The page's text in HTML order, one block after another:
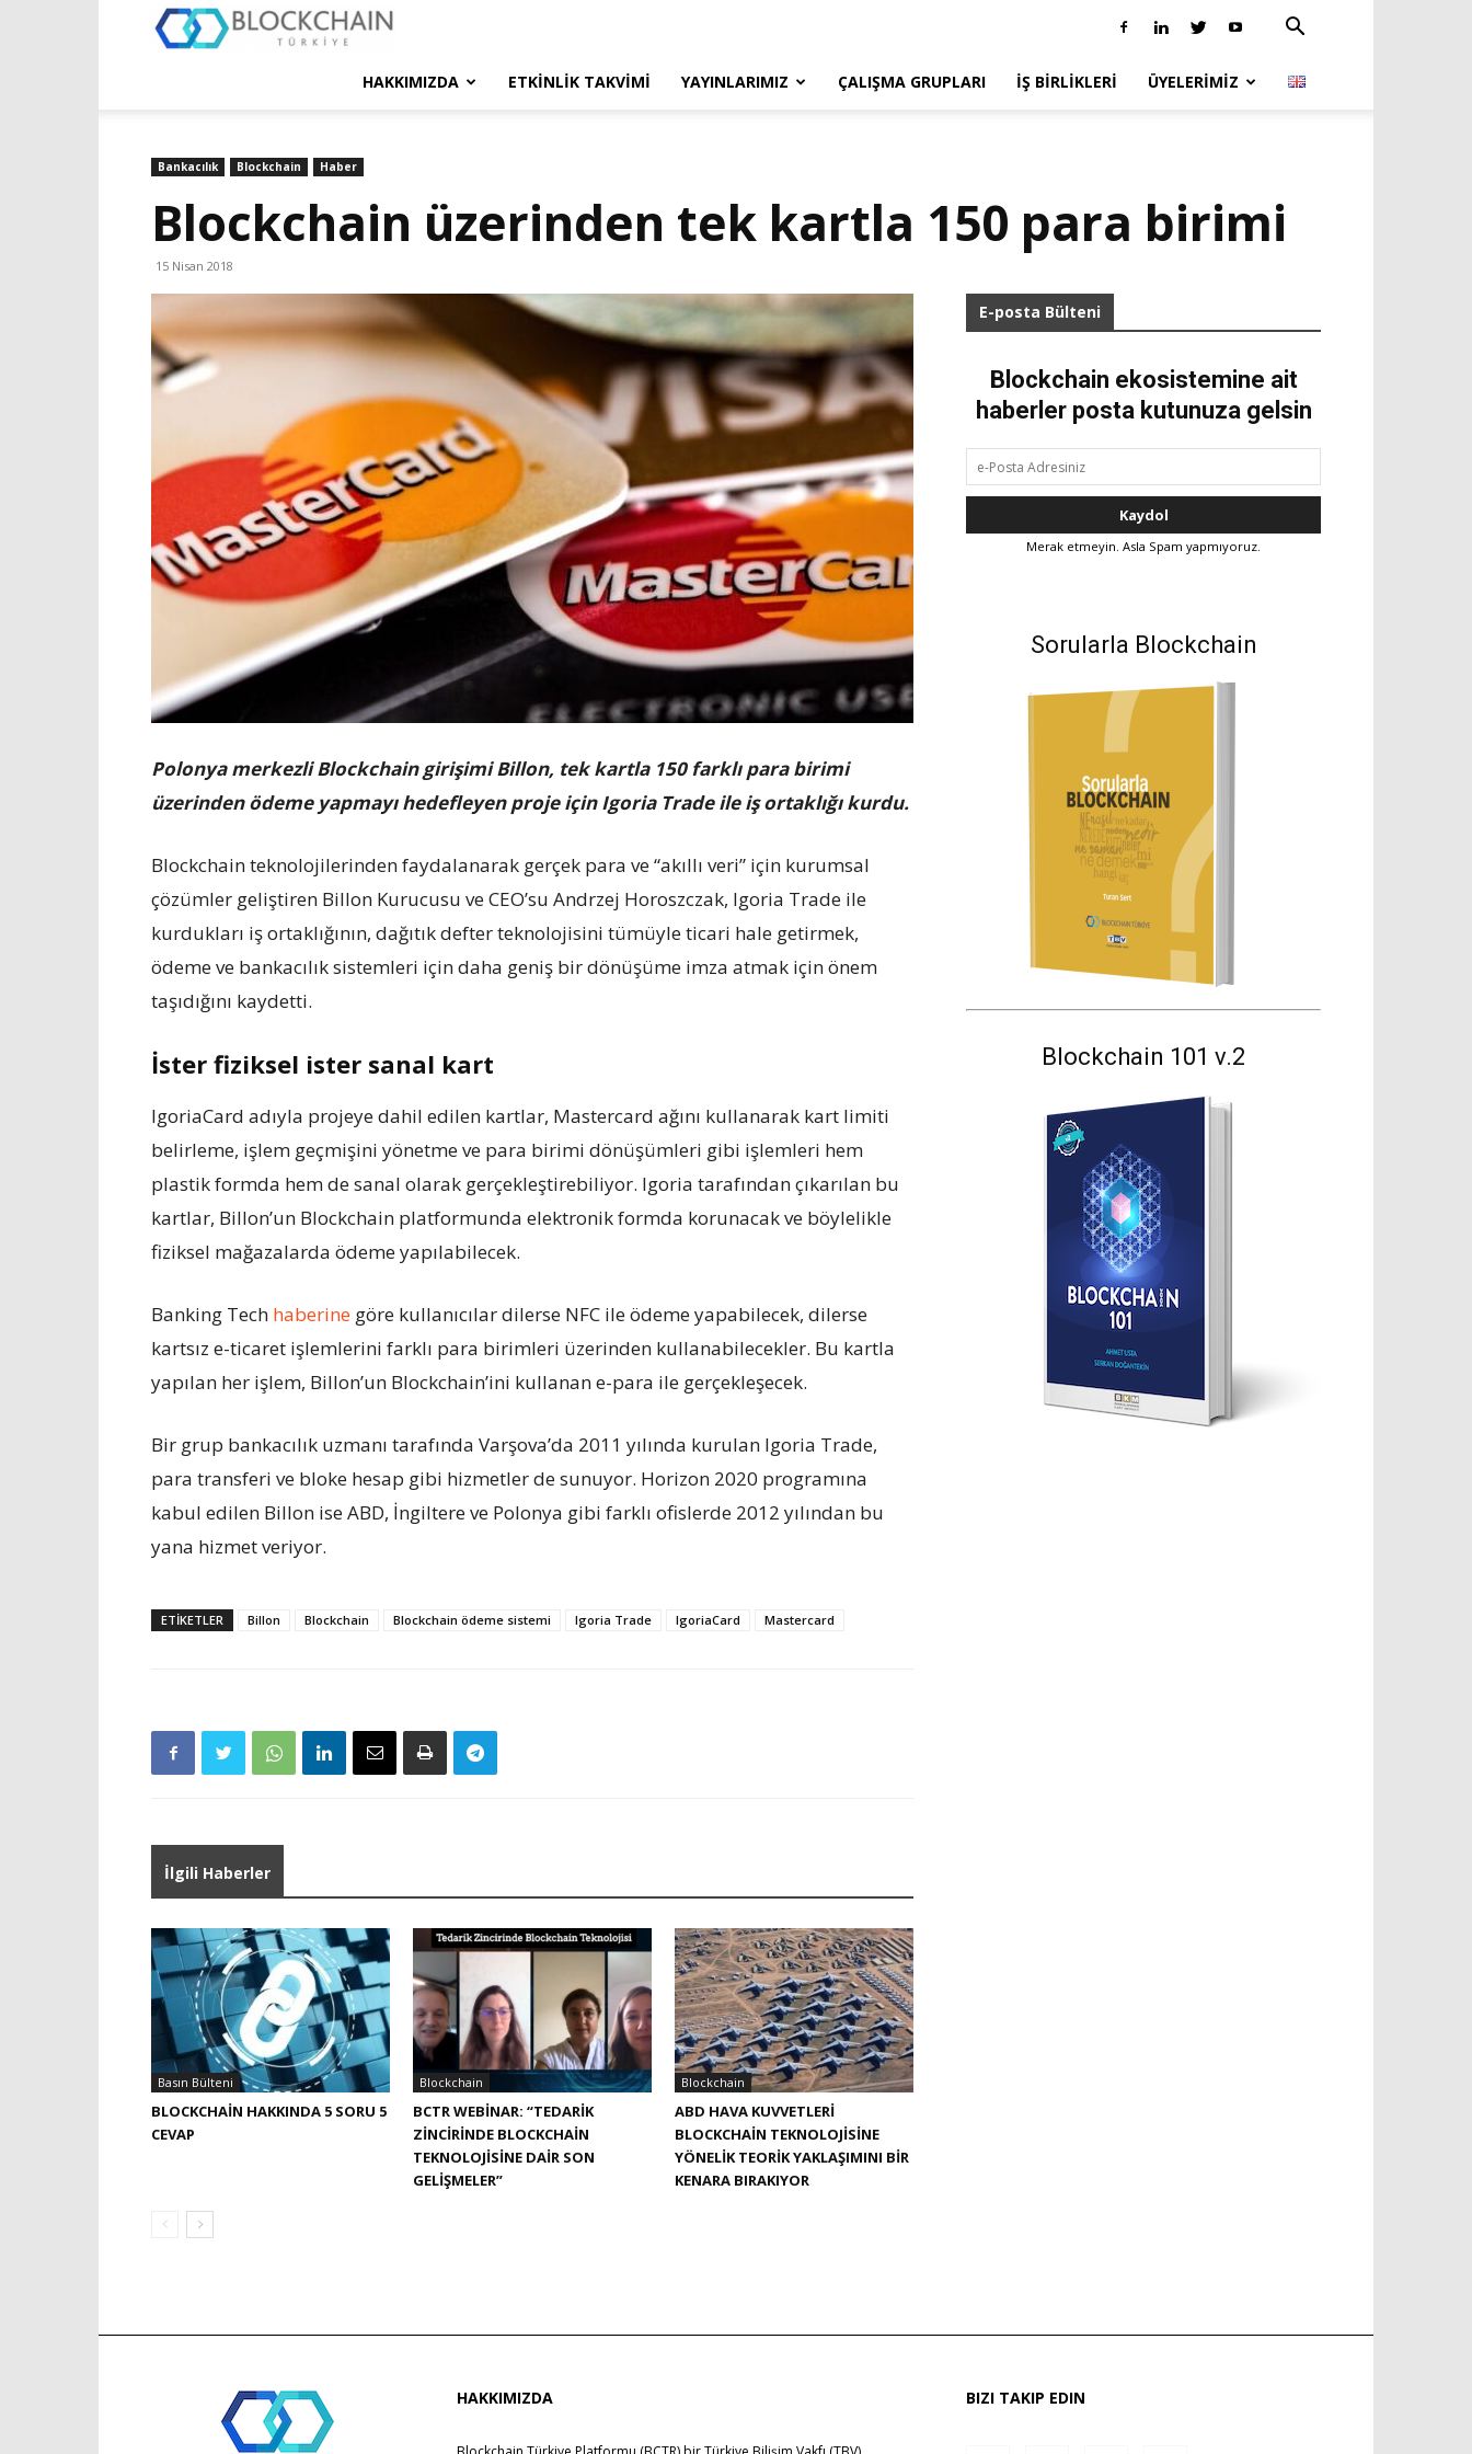
Türkiye
HAKKIMIZDA ETKINLIK TAKVIMI YAYINLARIMIZ ÇALIŞMA GRUPLARI İŞ BIRLIKLERI ÜYELERIMIZ
Bankacılık Blockchain Haber
Blockchain üzerinden tek kartla 150 para birimi
15 Nisan 2018
Polonya merkezli Blockchain girişimi Billon, tek kartla 150 farklı para birimi
üzerinden ödeme yapmayı hedefleyen proje için Igoria Trade ile iş ortaklığı kurdu.
Blockchain teknolojilerinden faydalanarak gerçek para ve “akıllı veri” için kurumsal
çözümler geliştiren Billon Kurucusu ve CEO’su Andrzej Horoszczak, Igoria Trade ile
kurdukları iş ortaklığının, dağıtık defter teknolojisini tümüyle ticari hale getirmek,
ödeme ve bankacılık sistemleri için daha geniş bir dönüşüme imza atmak için önem
taşıdığını kaydetti.
İster fiziksel ister sanal kart
IgoriaCard adıyla projeye dahil edilen kartlar, Mastercard ağını kullanarak kart limiti
belirleme, işlem geçmişini yönetme ve para birimi dönüşümleri gibi işlemleri hem
plastik formda hem de sanal olarak gerçekleştirebiliyor. Igoria tarafından çıkarılan bu
kartlar, Billon’un Blockchain platformunda elektronik formda korunacak ve böylelikle
fiziksel mağazalarda ödeme yapılabilecek.
Banking Tech haberine göre kullanıcılar dilerse NFC ile ödeme yapabilecek, dilerse
kartsız e-ticaret işlemlerini farklı para birimleri üzerinden kullanabilecekler. Bu kartla
yapılan her işlem, Billon’un Blockchain’ini kullanan e-para ile gerçekleşecek.
Bir grup bankacılık uzmanı tarafında Varşova’da 2011 yılında kurulan Igoria Trade,
para transferi ve bloke hesap gibi hizmetler de sunuyor. Horizon 2020 programına
kabul edilen Billon ise ABD, İngiltere ve Polonya gibi farklı ofislerde 2012 yılından bu
yana hizmet veriyor.
ETIKETLER Billon Blockchain Blockchain ödeme sistemi Igoria Trade IgoriaCard Mastercard
İlgili Haberler
Basın Bülteni
BLOCKCHAIN HAKKINDA 5 SORU 5
CEVAP
Blockchain
BCTR WEBINAR: “TEDARIK
ZINCIRINDE BLOCKCHAIN
TEKNOLOJISINE DAIR SON
GELIŞMELER”
Blockchain
ABD HAVA KUVVETLERI
BLOCKCHAIN TEKNOLOJISINE
YÖNELIK TEORIK YAKLAŞIMINI BIR
KENARA BIRAKIYOR
E-posta Bülteni
Blockchain ekosistemine ait
haberler posta kutunuza gelsin
Merak etmeyin. Asla Spam yapmıyoruz.
Sorularla Blockchain
Blockchain 101 v.2
HAKKIMIZDA BIZI TAKIP EDIN